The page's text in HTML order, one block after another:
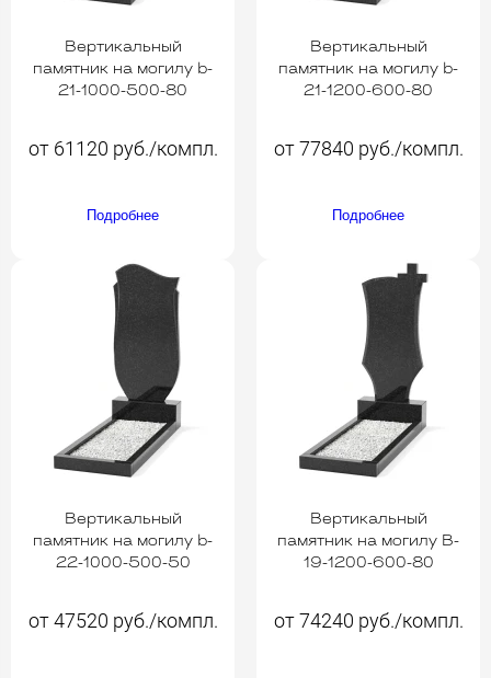
Вертикальный
памятник на могилу b-
21-1000-500-80
от 61120 руб./компл.
Подробнее
Вертикальный
памятник на могилу b-
21-1200-600-80
от 77840 руб./компл.
Подробнее
Вертикальный
памятник на могилу b-
22-1000-500-50
от 47520 руб./компл.
Вертикальный
памятник на могилу B-
19-1200-600-80
от 74240 руб./компл.